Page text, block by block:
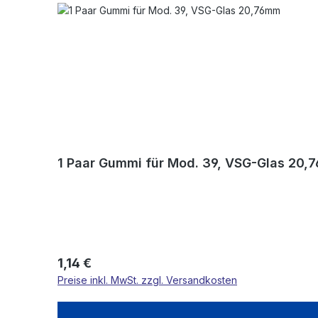
1 Paar Gummi für Mod. 39, VSG-Glas
Regulärer Preis:
1,14 €
Preise inkl. MwSt. zzgl. Versandkosten